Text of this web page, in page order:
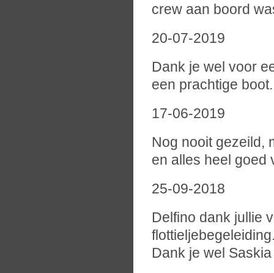
crew aan boord
20-07-2019
Dank je wel voor
een prachtige
17-06-2019
Nog nooit gezeild,
en alles heel goed
25-09-2018
Delfino dank jullie
Dank je wel